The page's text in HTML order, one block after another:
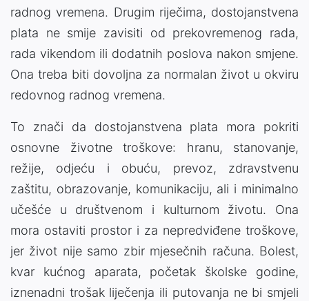
radnog vremena. Drugim riječima, dostojanstvena
plata ne smije zavisiti od prekovremenog rada,
rada vikendom ili dodatnih poslova nakon smjene.
Ona treba biti dovoljna za normalan život u okviru
redovnog radnog vremena.
To znači da dostojanstvena plata mora pokriti
osnovne životne troškove: hranu, stanovanje,
režije, odjeću i obuću, prevoz, zdravstvenu
zaštitu, obrazovanje, komunikaciju, ali i minimalno
učešće u društvenom i kulturnom životu. Ona
mora ostaviti prostor i za nepredviđene troškove,
jer život nije samo zbir mjesečnih računa. Bolest,
kvar kućnog aparata, početak školske godine,
iznenadni trošak liječenja ili putovanja ne bi smjeli